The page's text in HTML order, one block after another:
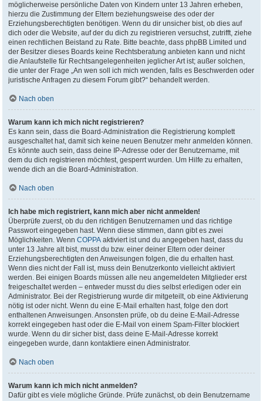
möglicherweise persönliche Daten von Kindern unter 13 Jahren erheben,
hierzu die Zustimmung der Eltern beziehungsweise des oder der
Erziehungsberechtigten benötigen. Wenn du dir unsicher bist, ob dies auf
dich oder die Website, auf der du dich zu registrieren versuchst, zutrifft, ziehe
einen rechtlichen Beistand zu Rate. Bitte beachte, dass phpBB Limited und
der Besitzer dieses Boards keine Rechtsberatung anbieten kann und nicht
die Anlaufstelle für Rechtsangelegenheiten jeglicher Art ist; außer solchen,
die unter der Frage „An wen soll ich mich wenden, falls es Beschwerden oder
juristische Anfragen zu diesem Forum gibt?“ behandelt werden.
Nach oben
Warum kann ich mich nicht registrieren?
Es kann sein, dass die Board-Administration die Registrierung komplett
ausgeschaltet hat, damit sich keine neuen Benutzer mehr anmelden können.
Es könnte auch sein, dass deine IP-Adresse oder der Benutzername, mit
dem du dich registrieren möchtest, gesperrt wurden. Um Hilfe zu erhalten,
wende dich an die Board-Administration.
Nach oben
Ich habe mich registriert, kann mich aber nicht anmelden!
Überprüfe zuerst, ob du den richtigen Benutzernamen und das richtige
Passwort eingegeben hast. Wenn diese stimmen, dann gibt es zwei
Möglichkeiten. WennCOPPA aktiviert ist und du angegeben hast, dass du
unter 13 Jahre alt bist, musst du bzw. einer deiner Eltern oder deiner
Erziehungsberechtigten den Anweisungen folgen, die du erhalten hast.
Wenn dies nicht der Fall ist, muss dein Benutzerkonto vielleicht aktiviert
werden. Bei einigen Boards müssen alle neu angemeldeten Mitglieder erst
freigeschaltet werden – entweder musst du dies selbst erledigen oder ein
Administrator. Bei der Registrierung wurde dir mitgeteilt, ob eine Aktivierung
nötig ist oder nicht. Wenn du eine E-Mail erhalten hast, folge den dort
enthaltenen Anweisungen. Ansonsten prüfe, ob du deine E-Mail-Adresse
korrekt eingegeben hast oder die E-Mail von einem Spam-Filter blockiert
wurde. Wenn du dir sicher bist, dass deine E-Mail-Adresse korrekt
eingegeben wurde, dann kontaktiere einen Administrator.
Nach oben
Warum kann ich mich nicht anmelden?
Dafür gibt es viele mögliche Gründe. Prüfe zunächst, ob dein Benutzername